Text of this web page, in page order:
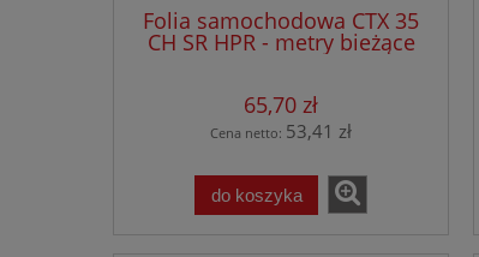
Folia samochodowa CTX 35
CH SR HPR - metry bieżące
65,70 zł
Cena netto: 53,41 zł
do koszyka